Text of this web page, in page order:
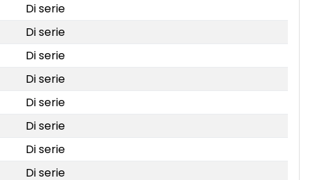
Di serie
Di serie
Di serie
Di serie
Di serie
Di serie
Di serie
Di serie